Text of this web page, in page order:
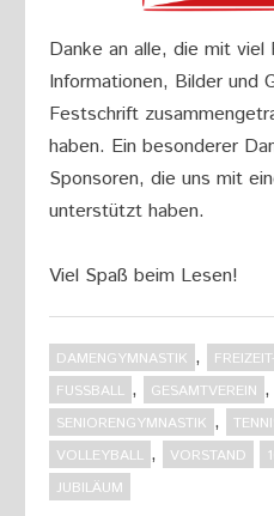
Danke an alle, die mit viel
Informationen, Bilder und
Festschrift
haben. Ein besonderer
Sponsoren, die uns mit
unterstützt haben.
Viel Spaß beim Lesen!
DAMENGYMNASTIK ,
FUSSBALL , GESAMTVEREIN ,
SENIORENGYMNASTIK ,
VOLLEYBALL , VORSTAND
JUBILÄUM